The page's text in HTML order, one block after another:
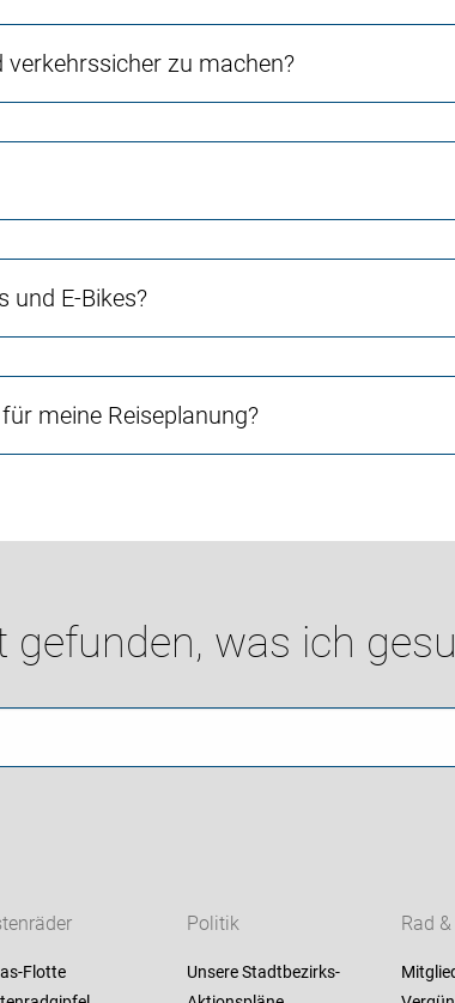
zu machen?
und E-Bikes?
meine Reiseplanung?
gefunden, was ich
Flotte
Politik
Unsere Stadtbezirks-
Rad